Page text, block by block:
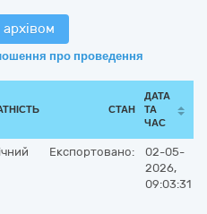
про проведення
СТАН
ДАТА
ТА
ЧАС
Експортовано:
02-05-
2026,
09:03:31